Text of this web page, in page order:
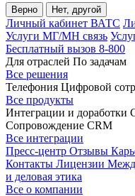
Верно Нет, другой
Личный кабинет ВАТС
Услуги МГ/МН связь
Бесплатный вызов 8-800
Для отраслей По задачам
Все решения
Телефония Цифровой
Все продукты
Интеграции и доработки
Сопровождение CRM
Все интеграции
Пресс-центр Отзывы
Контакты Лицензии
и деловая этика
Все о компании